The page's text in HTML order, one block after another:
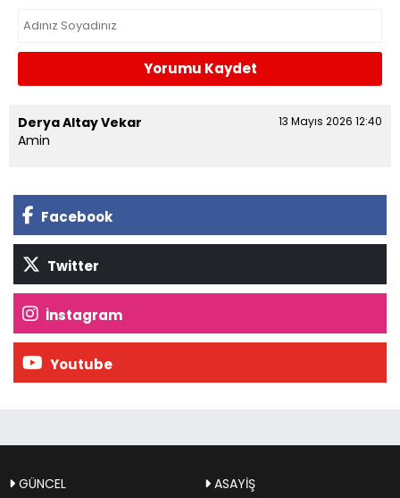
Yorumu Kaydet
Derya Altay Vekar 13 Mayıs 2026 12:40
Amin
Facebook
Twitter
İnstagram
Youtube
GÜNCEL ASAYİŞ